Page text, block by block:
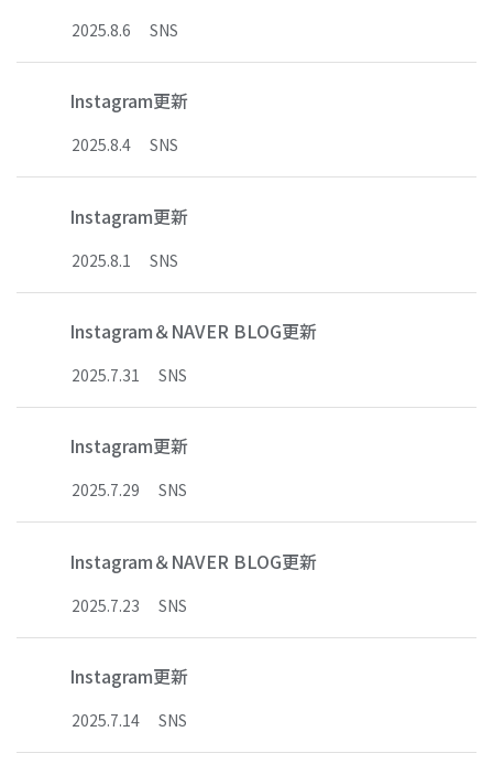
2025.8.6 SNS
Instagram更新
2025.8.4 SNS
Instagram更新
2025.8.1 SNS
Instagram＆NAVER BLOG更新
2025.7.31 SNS
Instagram更新
2025.7.29 SNS
Instagram＆NAVER BLOG更新
2025.7.23 SNS
Instagram更新
2025.7.14 SNS